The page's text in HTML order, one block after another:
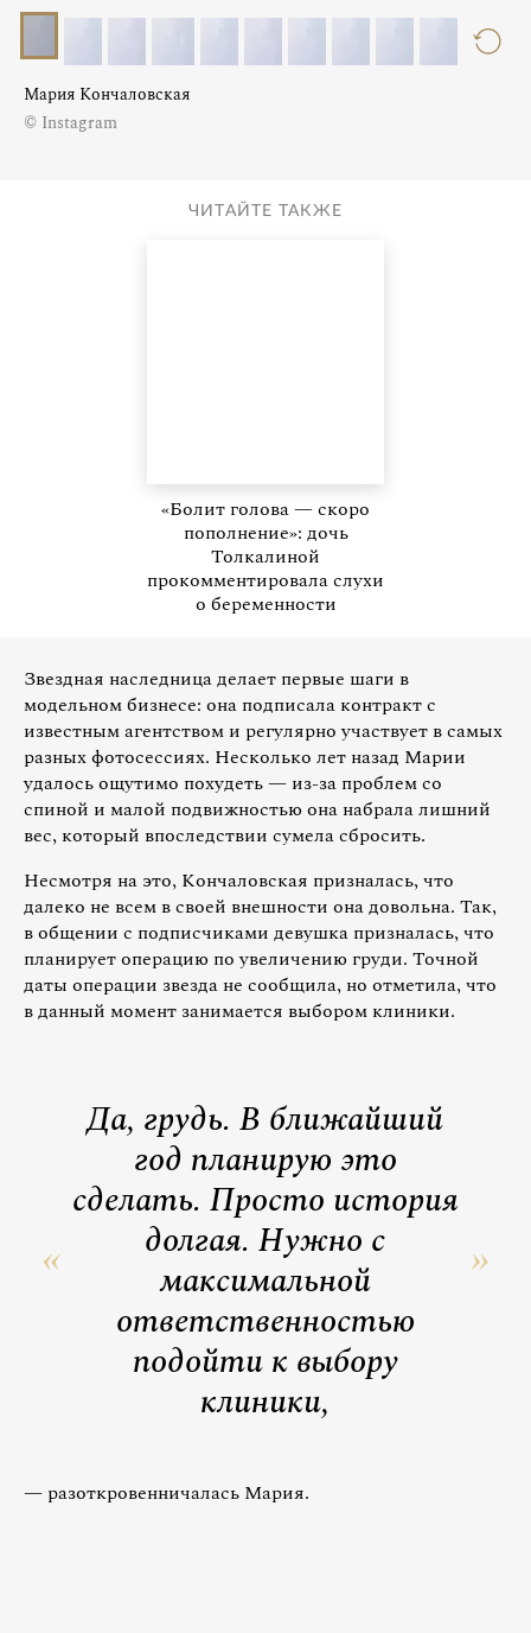
Мария Кончаловская
© Instagram
ЧИТАЙТЕ ТАКЖЕ
«Болит голова — скоро
пополнение»: дочь
Толкалиной
прокомментировала слухи
о беременности
Звездная наследница делает первые шаги в
модельном бизнесе: она подписала контракт с
известным агентством и регулярно участвует в самых
разных фотосессиях. Несколько лет назад Марии
удалось ощутимо похудеть — из-за проблем со
спиной и малой подвижностью она набрала лишний
вес, который впоследствии сумела сбросить.
Несмотря на это, Кончаловская призналась, что
далеко не всем в своей внешности она довольна. Так,
в общении с подписчиками девушка призналась, что
планирует операцию по увеличению груди. Точной
даты операции звезда не сообщила, но отметила, что
в данный момент занимается выбором клиники.
Да, грудь. В ближайший
год планирую это
сделать. Просто история
долгая. Нужно с
максимальной
ответственностью
подойти к выбору
клиники,
— разоткровенничалась Мария.